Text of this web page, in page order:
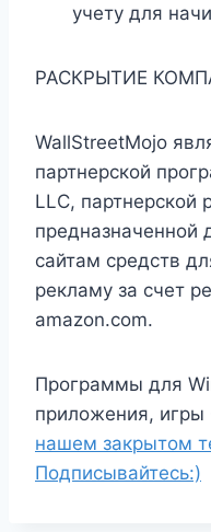
учету для
РАСКРЫТИЕ
WallStreetMojo
партнерской
LLC,
предназначенной
сайтам средств
рекламу за счет
amazon.com.
Программы для
приложения,
нашем закрытом
Подписывайтесь:)